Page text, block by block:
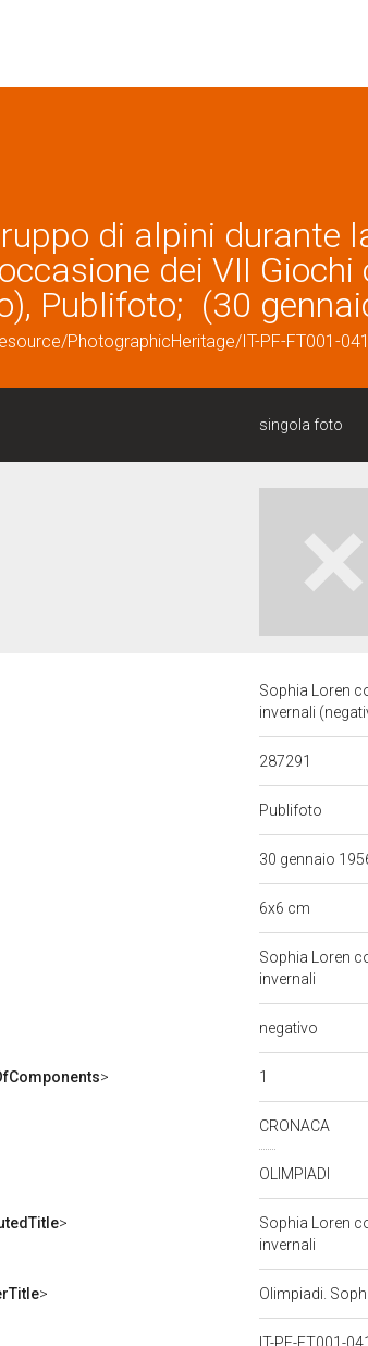
di alpini durante
dei VII
Publifoto; (30
PhotographicHeritage/IT-PF-FT001-
singola foto
Sophia Loren
invernali
287291
Publifoto
30 gennaio
6x6 cm
Sophia Loren
invernali
negativo
> 1
CRONACA
OLIMPIADI
>
Sophia Loren
invernali
> Olimpiadi.